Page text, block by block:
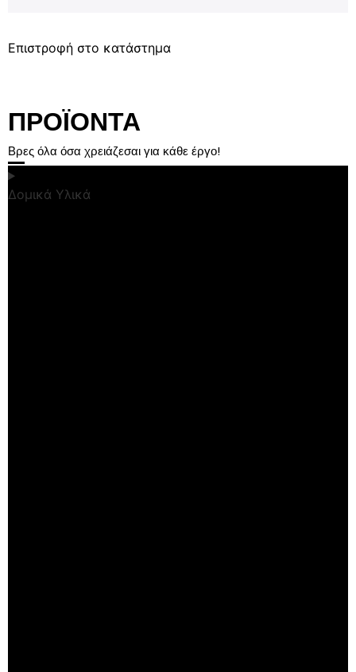
Επιστροφή στο κατάστημα
ΠΡΟΪΟΝΤΑ
Βρες όλα όσα χρειάζεσαι για κάθε έργο!
Δομικά Υλικά